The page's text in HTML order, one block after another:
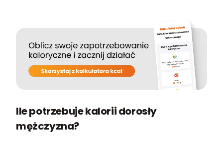
Ile potrzebuje kalorii dorosły
mężczyzna?